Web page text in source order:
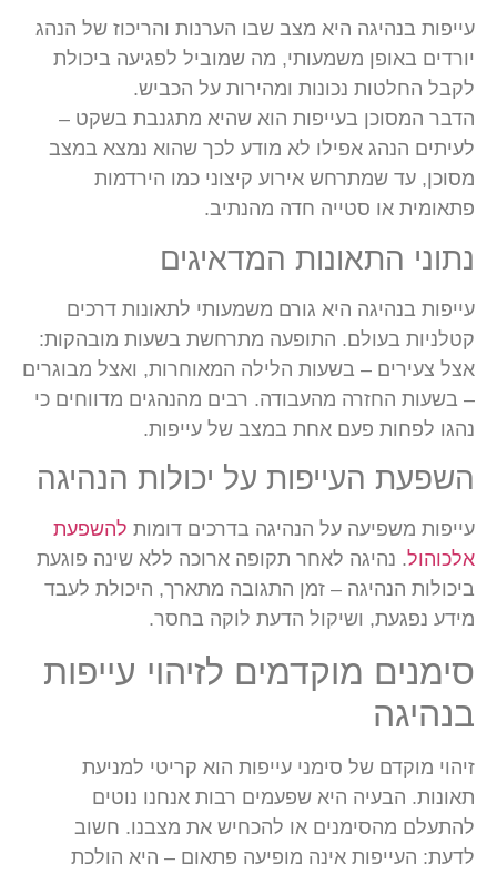
עייפות בנהיגה היא מצב שבו הערנות והריכוז של הנהג
יורדים באופן משמעותי, מה שמוביל לפגיעה ביכולת
לקבל החלטות נכונות ומהירות על הכביש.
הדבר המסוכן בעייפות הוא שהיא מתגנבת בשקט –
לעיתים הנהג אפילו לא מודע לכך שהוא נמצא במצב
מסוכן, עד שמתרחש אירוע קיצוני כמו הירדמות
פתאומית או סטייה חדה מהנתיב.
נתוני התאונות המדאיגים
עייפות בנהיגה היא גורם משמעותי לתאונות דרכים
קטלניות בעולם. התופעה מתרחשת בשעות מובהקות:
אצל צעירים – בשעות הלילה המאוחרות, ואצל מבוגרים
– בשעות החזרה מהעבודה. רבים מהנהגים מדווחים כי
נהגו לפחות פעם אחת במצב של עייפות.
השפעת העייפות על יכולות הנהיגה
עייפות משפיעה על הנהיגה בדרכים דומותלהשפעת
אלכוהול. נהיגה לאחר תקופה ארוכה ללא שינה פוגעת
ביכולות הנהיגה – זמן התגובה מתארך, היכולת לעבד
מידע נפגעת, ושיקול הדעת לוקה בחסר.
סימנים מוקדמים לזיהוי עייפות
בנהיגה
זיהוי מוקדם של סימני עייפות הוא קריטי למניעת
תאונות. הבעיה היא שפעמים רבות אנחנו נוטים
להתעלם מהסימנים או להכחיש את מצבנו. חשוב
לדעת: העייפות אינה מופיעה פתאום – היא הולכת